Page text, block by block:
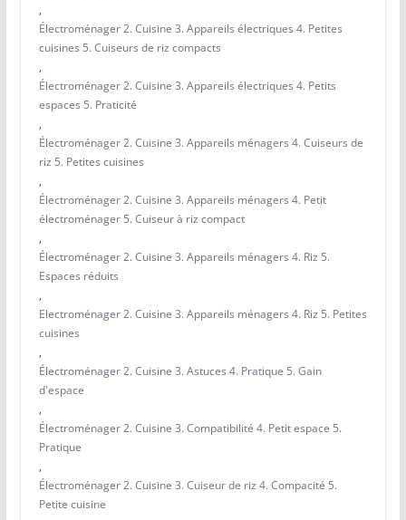
,
Électroménager 2. Cuisine 3. Appareils électriques 4. Petites
cuisines 5. Cuiseurs de riz compacts
,
Électroménager 2. Cuisine 3. Appareils électriques 4. Petits
espaces 5. Praticité
,
Électroménager 2. Cuisine 3. Appareils ménagers 4. Cuiseurs de
riz 5. Petites cuisines
,
Électroménager 2. Cuisine 3. Appareils ménagers 4. Petit
électroménager 5. Cuiseur à riz compact
,
Électroménager 2. Cuisine 3. Appareils ménagers 4. Riz 5.
Espaces réduits
,
Electroménager 2. Cuisine 3. Appareils ménagers 4. Riz 5. Petites
cuisines
,
Électroménager 2. Cuisine 3. Astuces 4. Pratique 5. Gain
d'espace
,
Électroménager 2. Cuisine 3. Compatibilité 4. Petit espace 5.
Pratique
,
Électroménager 2. Cuisine 3. Cuiseur de riz 4. Compacité 5.
Petite cuisine